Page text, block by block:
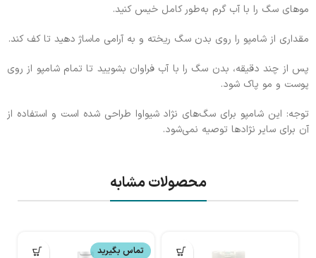
موهای سگ را با آب گرم به‌طور کامل خیس کنید.
مقداری از شامپو را روی بدن سگ ریخته و به آرامی ماساژ دهید تا کف کند.
پس از چند دقیقه، بدن سگ را با آب فراوان بشویید تا تمام شامپو از روی
پوست و مو پاک شود.
توجه: این شامپو برای سگ‌های نژاد شیواوا طراحی شده است و استفاده از
آن برای سایر نژادها توصیه نمی‌شود.
محصولات مشابه
تماس بگیرید